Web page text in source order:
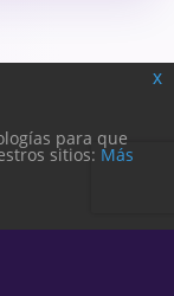
para que
sitios: Más
x